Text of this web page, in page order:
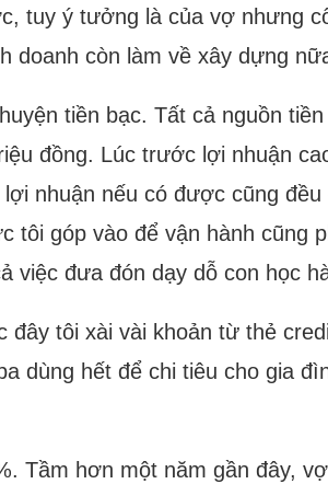
tuy ý tưởng là của vợ nhưng
doanh còn làm về xây dựng
tiền bạc. Tất cả nguồn
đồng. Lúc trước lợi nhuận
nhuận nếu có được cũng đều
tôi góp vào để vận hành cũng
việc đưa đón dạy dỗ con học
đây tôi xài vài khoản từ thẻ
dùng hết để chi tiêu cho gia
Tầm hơn một năm gần đây,